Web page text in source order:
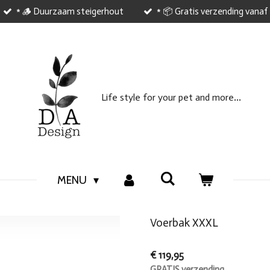
* 🪵 Duurzaam steigerhout * 📦 Gratis verzending vanaf
Life style for your pet and more...
MENU
Voerbak XXXL
€ 119,95